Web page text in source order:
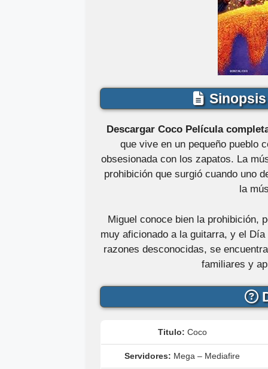
Descargar Coco Película
que vive en un pequeño pueblo
obsesionada con los zapatos. La
prohibición que surgió cuando uno
la
Miguel conoce bien la prohibición,
muy aficionado a la guitarra, y el
razones desconocidas, se
familiares y
Titulo: Coco
Servidores: Mega – Mediafire